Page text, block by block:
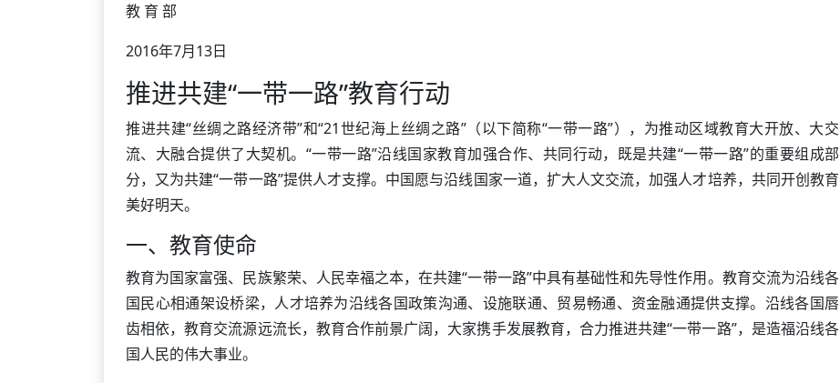
教 育 部
2016年7月13日
推进共建“一带一路”教育行动
推进共建“丝绸之路经济带”和“21世纪海上丝绸之路”（以下简称“一带一路”），为推动区域教育大开放、大交
流、大融合提供了大契机。“一带一路”沿线国家教育加强合作、共同行动，既是共建“一带一路”的重要组成部
分，又为共建“一带一路”提供人才支撑。中国愿与沿线国家一道，扩大人文交流，加强人才培养，共同开创教育
美好明天。
一、教育使命
教育为国家富强、民族繁荣、人民幸福之本，在共建“一带一路”中具有基础性和先导性作用。教育交流为沿线各
国民心相通架设桥梁，人才培养为沿线各国政策沟通、设施联通、贸易畅通、资金融通提供支撑。沿线各国唇
齿相依，教育交流源远流长，教育合作前景广阔，大家携手发展教育，合力推进共建“一带一路”，是造福沿线各
国人民的伟大事业。